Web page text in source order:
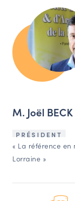
M. Joël BECK
PRÉSIDENT
« La référence
Lorraine »